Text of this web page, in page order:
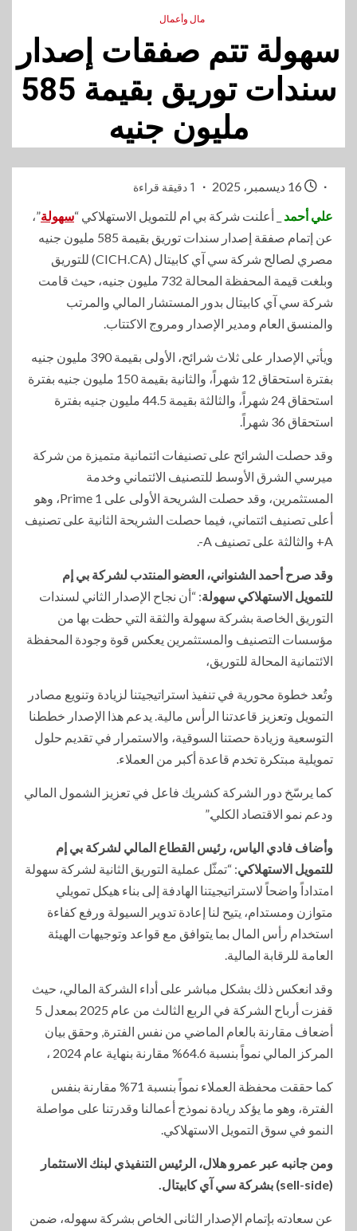
مال وأعمال
سهولة تتم صفقات إصدار
سندات توريق بقيمة 585
مليون جنيه
1 دقيقة قراءة
علي أحمد _ أعلنت شركة بي ام للتمويل الاستهلاكي “سهولة”،
عن إتمام صفقة إصدار سندات توريق بقيمة 585 مليون جنيه
مصري لصالح شركة سي آي كابيتال (CICH.CA) للتوريق
وبلغت قيمة المحفظة المحالة 732 مليون جنيه، حيث قامت
شركة سي آي كابيتال بدور المستشار المالي والمرتب
والمنسق العام ومدير الإصدار ومروج الاكتتاب.
ويأتي الإصدار على ثلاث شرائح، الأولى بقيمة 390 مليون جنيه
بفترة استحقاق 12 شهراً، والثانية بقيمة 150 مليون جنيه بفترة
استحقاق 24 شهراً، والثالثة بقيمة 44.5 مليون جنيه بفترة
استحقاق 36 شهراً.
وقد حصلت الشرائح على تصنيفات ائتمانية متميزة من شركة
ميرسي الشرق الأوسط للتصنيف الائتماني وخدمة
المستثمرين، وقد حصلت الشريحة الأولى على Prime 1، وهو
أعلى تصنيف ائتماني، فيما حصلت الشريحة الثانية على تصنيف
A+ والثالثة على تصنيف A-.
وقد صرح أحمد الشنواني، العضو المنتدب لشركة بي إم
للتمويل الاستهلاكي سهولة: “أن نجاح الإصدار الثاني لسندات
التوريق الخاصة بشركة سهولة والثقة التي حظت بها من
مؤسسات التصنيف والمستثمرين يعكس قوة وجودة المحفظة
الائتمانية المحالة للتوريق،
وتُعد خطوة محورية في تنفيذ استراتيجيتنا لزيادة وتنويع مصادر
التمويل وتعزيز قاعدتنا الرأس مالية. يدعم هذا الإصدار خططنا
التوسعية وزيادة حصتنا السوقية، والاستمرار في تقديم حلول
تمويلية مبتكرة تخدم قاعدة أكبر من العملاء.
كما يرسّخ دور الشركة كشريك فاعل في تعزيز الشمول المالي
ودعم نمو الاقتصاد الكلي.”
وأضاف فادي الياس، رئيس القطاع المالي لشركة بي إم
للتمويل الاستهلاكي: “تمثّل عملية التوريق الثانية لشركة سهولة
امتداداً واضحاً لاستراتيجيتنا الهادفة إلى بناء هيكل تمويلي
متوازن ومستدام، يتيح لنا إعادة تدوير السيولة ورفع كفاءة
استخدام رأس المال بما يتوافق مع قواعد وتوجيهات الهيئة
العامة للرقابة المالية.
وقد انعكس ذلك بشكل مباشر على أداء الشركة المالي، حيث
قفزت أرباح الشركة في الربع الثالث من عام 2025 بمعدل 5
أضعاف مقارنة بالعام الماضي من نفس الفترة, وحقق بيان
المركز المالي نمواً بنسبة 64.6% مقارنة بنهاية عام 2024 ،
كما حققت محفظة العملاء نمواً بنسبة 71% مقارنة بنفس
الفترة، وهو ما يؤكد ريادة نموذج أعمالنا وقدرتنا على مواصلة
النمو في سوق التمويل الاستهلاكي.
ومن جانبه عبر عمرو هلال، الرئيس التنفيذي لبنك الاستثمار
(sell-side) بشركة سي آي كابيتال.
عن سعادته بإتمام الإصدار الثانى الخاص بشركة سهوله، ضمن